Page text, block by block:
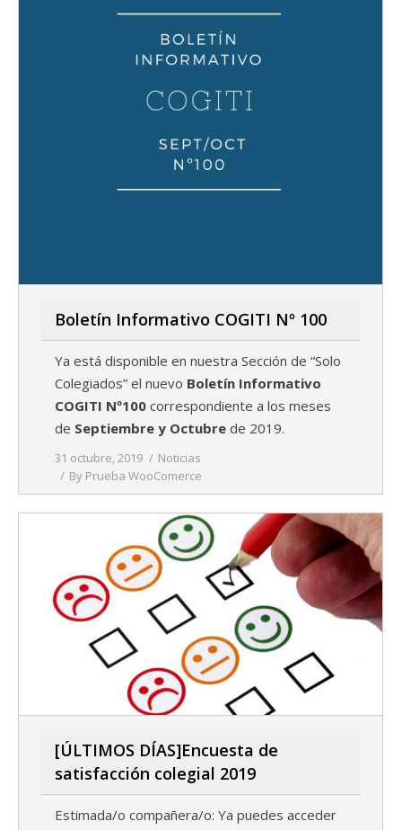
Boletín Informativo COGITI Nº 100
Ya está disponible en nuestra Sección de “Solo
Colegiados” el nuevo Boletín Informativo
COGITI Nº100 correspondiente a los meses
de Septiembre y Octubre de 2019.
31 octubre, 2019
Noticias
By Prueba WooComerce
[ÚLTIMOS DÍAS]Encuesta de
satisfacción colegial 2019
Estimada/o compañera/o: Ya puedes acceder